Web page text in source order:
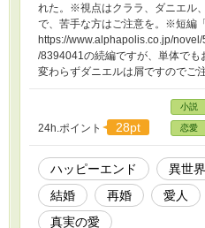
れた。※視点はクララ、ダニエル
で、苦手な方はご注意を。※短編
https://www.alphapolis.co.jp/
/8394041の続編ですが、単体で
変わらずダニエルは屑ですのでご
24h.ポイント 28pt
小説
恋愛
ハッピーエンド 異世界
結婚
再婚 愛人
真実の愛